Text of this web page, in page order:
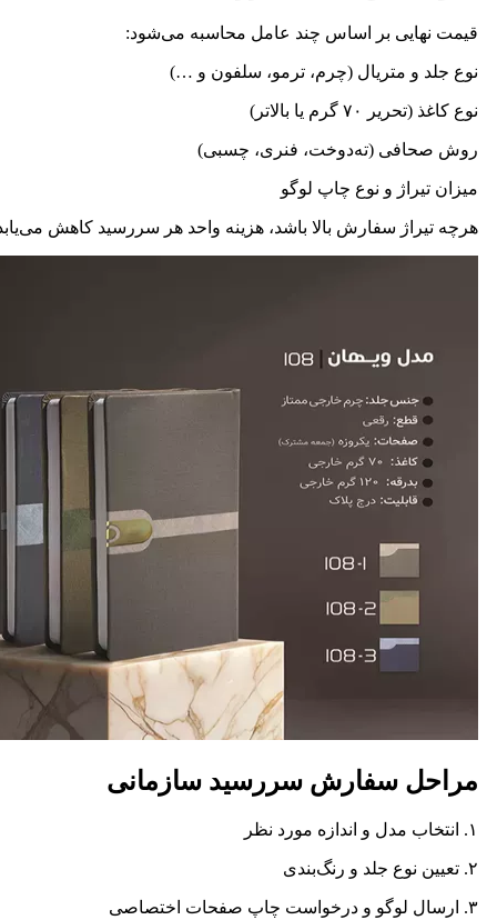
قیمت نهایی بر اساس چند عامل محاسبه می‌شود:
نوع جلد و متریال (چرم، ترمو، سلفون و …)
نوع کاغذ (تحریر ۷۰ گرم یا بالاتر)
روش صحافی (ته‌دوخت، فنری، چسبی)
میزان تیراژ و نوع چاپ لوگو
هرچه تیراژ سفارش بالا باشد، هزینه واحد هر سررسید کاهش
مراحل سفارش سررسید سازمانی
۱. انتخاب مدل و اندازه مورد نظر
۲. تعیین نوع جلد و رنگ‌بندی
۳. ارسال لوگو و درخواست چاپ صفحات اختصاصی